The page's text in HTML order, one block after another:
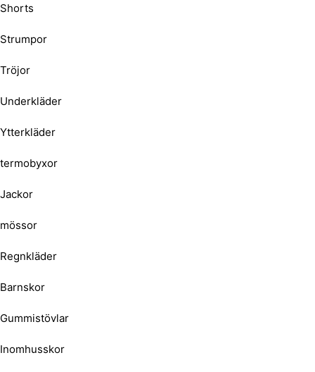
Shorts
Strumpor
Tröjor
Underkläder
Ytterkläder
termobyxor
Jackor
mössor
Regnkläder
Barnskor
Gummistövlar
Inomhusskor